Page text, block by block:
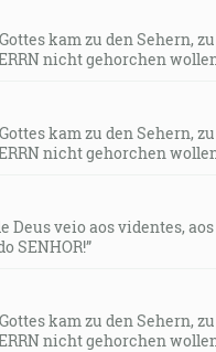
kam zu den
nicht gehorchen
kam zu den
nicht gehorchen
Deus veio aos videntes,
SENHOR!”
kam zu den
nicht gehorchen